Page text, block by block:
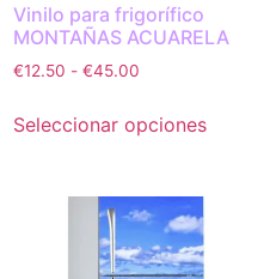
Vinilo para frigorífico
MONTAÑAS ACUARELA
€12.50 - €45.00
Seleccionar opciones